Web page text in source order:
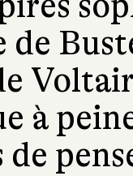
de
à
de